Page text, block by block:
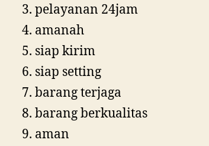
pelayanan 24jam
amanah
siap kirim
siap setting
barang terjaga
barang berkualitas
aman